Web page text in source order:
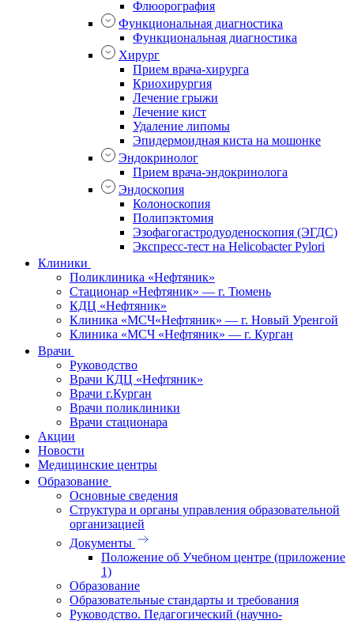
Флюорография
Функциональная диагностика
Функциональная диагностика
Хирург
Прием врача-хирурга
Криохирургия
Лечение грыжи
Лечение кист
Удаление липомы
Эпидермоидная киста на мошонке
Эндокринолог
Прием врача-эндокринолога
Эндоскопия
Колоноскопия
Полипэктомия
Эзофагогастродуоденоскопия (ЭГДС)
Экспресс-тест на Helicobacter Pylori
Клиники
Поликлиника «Нефтяник»
Стационар «Нефтяник» — г. Тюмень
КДЦ «Нефтяник»
Клиника «МСЧ«Нефтяник» — г. Новый Уренгой
Клиника «МСЧ «Нефтяник» — г. Курган
Врачи
Руководство
Врачи КДЦ «Нефтяник»
Врачи г.Курган
Врачи поликлиники
Врачи стационара
Акции
Новости
Медицинские центры
Образование
Основные сведения
Структура и органы управления образовательной
организацией
Документы
Положение об Учебном центре (приложение
1)
Образование
Образовательные стандарты и требования
Руководство. Педагогический (научно-